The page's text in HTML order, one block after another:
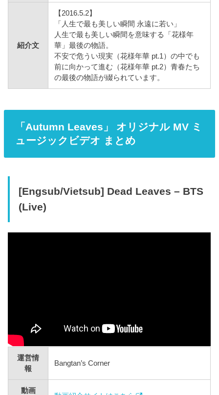
紹介文
【2016.5.2】
「人生で最も美しい瞬間 永遠に若い」
人生で最も美しい瞬間を意味する「花様年
華」最後の物語。
不安で危うい現実（花様年華 pt.1）の中でも
前に向かって進む（花様年華 pt.2）青春たち
の最後の物語が綴られています。
「Autumn Leaves」 オリジナル MV ミ
ュージックビデオ まとめ
[Engsub/Vietsub] Dead Leaves – BTS
(Live)
運営情
報
Bangtan’s Corner
動画